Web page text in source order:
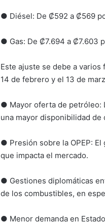
● Diésel: De ₡592 a ₡569
● Gas: De ₡7.694 a ₡7.603
Este ajuste se debe a
14 de febrero y el 13 de
● Mayor oferta de petróleo:
una mayor disponibilidad de
● Presión sobre la OPEP:
que impacta el mercado.
● Gestiones diplomáticas
de los combustibles, en
● Menor demanda en